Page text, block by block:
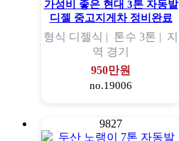
가성비 좋은 현대 3톤 자동발
디젤 중고지게차 정비완료
형식 디젤식 | 톤수 3톤 | 지
역 경기
950만원
no.19006
9827